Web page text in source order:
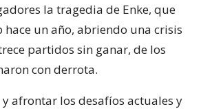
la tragedia de Enke, que
un año, abriendo una crisis
partidos sin ganar, de los
con derrota.
y afrontar los desafíos actuales y